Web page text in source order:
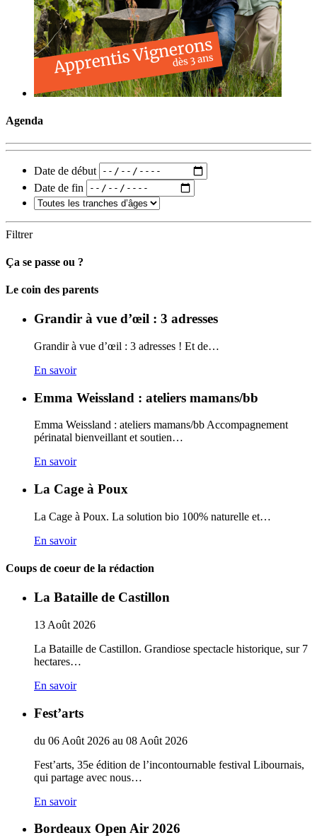
Agenda
Date de début
Date de fin
Filtrer
Ça se passe ou ?
Carto
Le coin des parents
Grandir à vue d’œil : 3 adresses
Grandir à vue d’œil : 3 adresses ! Et de…
En savoir
Emma Weissland : ateliers mamans/bb
Emma Weissland : ateliers mamans/bb Accompagnement
périnatal bienveillant et soutien…
En savoir
La Cage à Poux
La Cage à Poux. La solution bio 100% naturelle et…
En savoir
Coups de coeur de la rédaction
La Bataille de Castillon
13 Août 2026
La Bataille de Castillon. Grandiose spectacle historique, sur 7
hectares…
En savoir
Fest’arts
du 06 Août 2026 au 08 Août 2026
Fest’arts, 35e édition de l’incontournable festival Libournais,
qui partage avec nous…
En savoir
Bordeaux Open Air 2026